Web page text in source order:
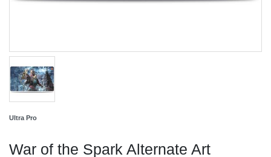
Ultra Pro
War of the Spark Alternate Art